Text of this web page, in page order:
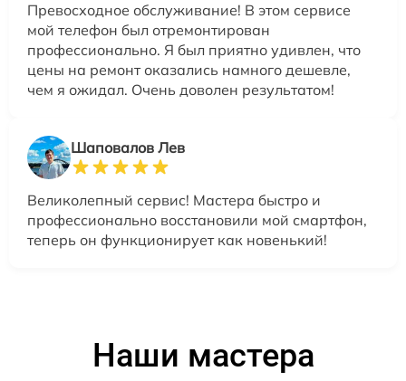
Превосходное обслуживание! В этом сервисе
мой телефон был отремонтирован
профессионально. Я был приятно удивлен, что
цены на ремонт оказались намного дешевле,
чем я ожидал. Очень доволен результатом!
Шаповалов Лев
Великолепный сервис! Мастера быстро и
профессионально восстановили мой смартфон,
теперь он функционирует как новенький!
Наши мастера